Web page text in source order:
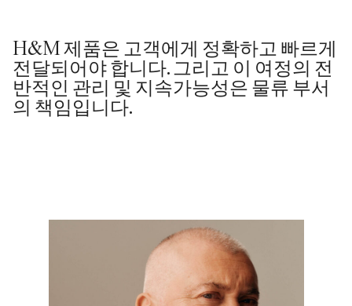
H&M 제품은 고객에게 정확하고 빠르게
전달되어야 합니다. 그리고 이 여정의 전
반적인 관리 및 지속가능성은 물류 부서
의 책임입니다.